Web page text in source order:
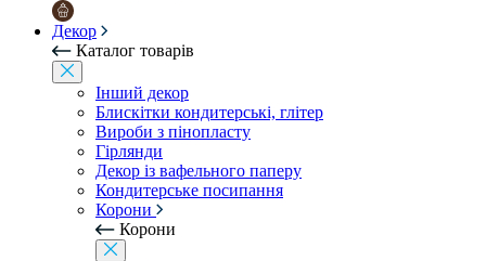
Декор
Каталог товарів
Інший декор
Блискітки кондитерські, глітер
Вироби з пінопласту
Гірлянди
Декор із вафельного паперу
Кондитерське посипання
Корони
Корони